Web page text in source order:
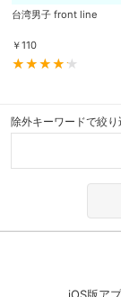
台湾男子 front line
￥110
除外キーワードで絞り